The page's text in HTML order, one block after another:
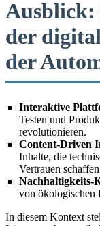
der
der
Interaktive
Testen und
revolutionieren.
Content-Driven
Inhalte, die
Vertrauen
Nachhaltigkeits-
von ökologischen
In diesem Kontext